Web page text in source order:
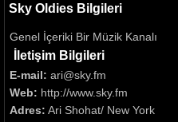
Sky Oldies Bilgileri
Genel İçeriki Bir Müzik Kanalı
İletişim Bilgileri
E-mail: ari@sky.fm
Web: http://www.sky.fm
Adres: Ari Shohat/ New York